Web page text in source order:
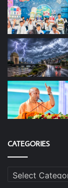
CATEGORIES
Categories